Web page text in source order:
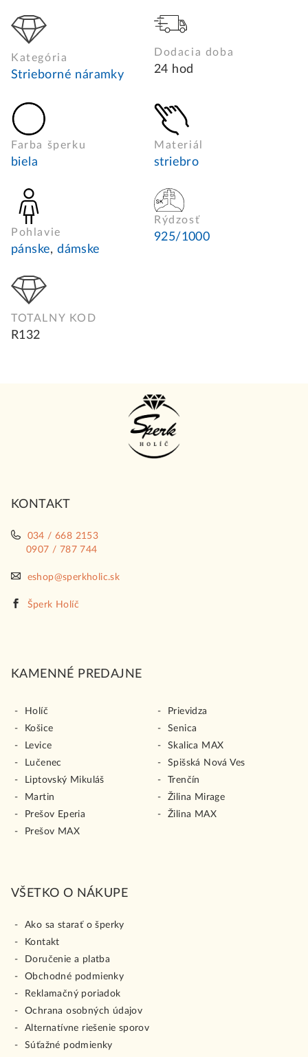
Kategória
Strieborné náramky
Dodacia doba
24 hod
Farba šperku
biela
Materiál
striebro
Pohlavie
pánske,dámske
Rýdzosť
925/1000
TOTALNY KOD
R132
KONTAKT
034 / 668 2153
0907 / 787 744
eshop@sperkholic.sk
Šperk Holíč
KAMENNÉ PREDAJNE
Holíč
Košice
Levice
Lučenec
Liptovský Mikuláš
Martin
Prešov Eperia
Prešov MAX
Prievidza
Senica
Skalica MAX
Spišská Nová Ves
Trenčín
Žilina Mirage
Žilina MAX
VŠETKO O NÁKUPE
Ako sa starať o šperky
Kontakt
Doručenie a platba
Obchodné podmienky
Reklamačný poriadok
Ochrana osobných údajov
Alternatívne riešenie sporov
Súťažné podmienky